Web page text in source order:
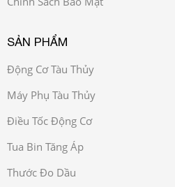
SẢN PHẨM
Động Cơ Tàu Thủy
Máy Phụ Tàu Thủy
Điều Tốc Động Cơ
Tua Bin Tăng Áp
Thước Đo Dầu